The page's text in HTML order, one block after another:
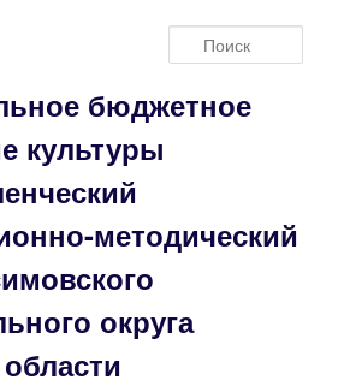
бюджетное
культуры
методический
округа